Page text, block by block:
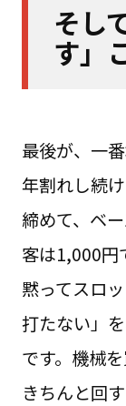
そし
す」
最後が、一
年割れし続
締めて、ベ
客は1,000円
黙ってスロ
打たない」
です。機械
きちんと回